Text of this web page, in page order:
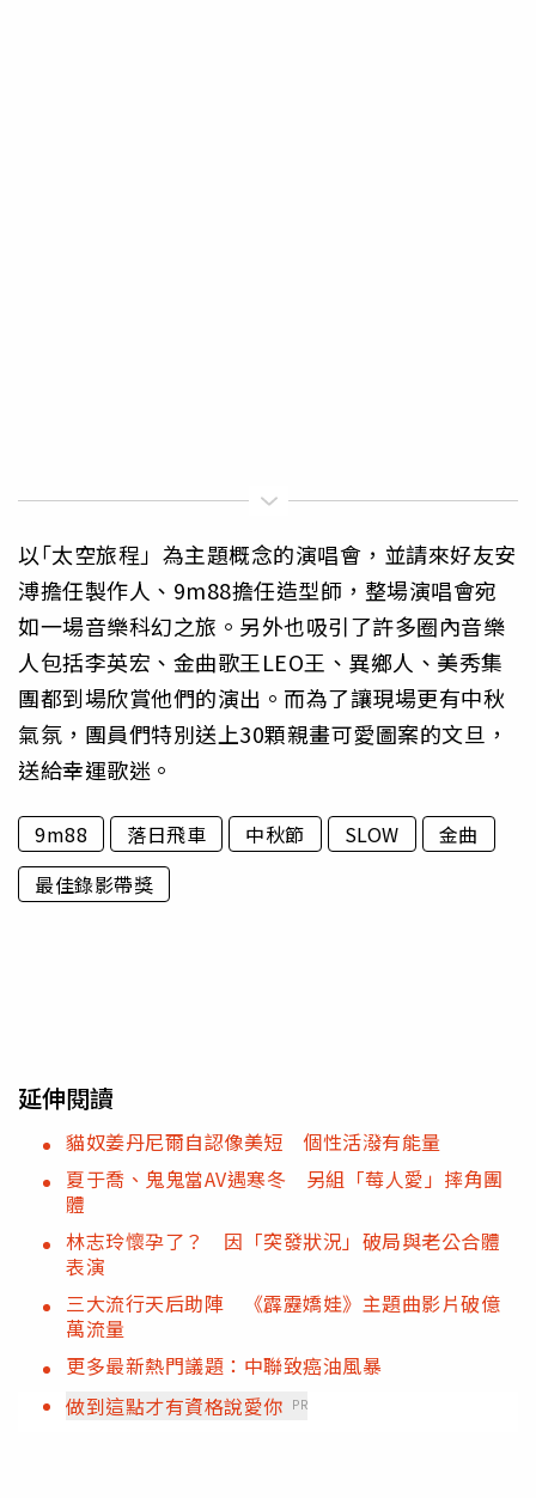
以｢太空旅程」為主題概念的演唱會，並請來好友安
溥擔任製作人、9m88擔任造型師，整場演唱會宛
如一場音樂科幻之旅。另外也吸引了許多圈內音樂
人包括李英宏、金曲歌王LEO王、異鄉人、美秀集
團都到場欣賞他們的演出。而為了讓現場更有中秋
氣氛，團員們特別送上30顆親畫可愛圖案的文旦，
送給幸運歌迷。
9m88 落日飛車 中秋節 SLOW
金曲
最佳錄影帶獎
延伸閱讀
貓奴姜丹尼爾自認像美短 個性活潑有能量
夏于喬、鬼鬼當AV遇寒冬 另組「莓人愛」摔角團
體
林志玲懷孕了？ 因「突發狀況」破局與老公合體
表演
三大流行天后助陣 《霹靂嬌娃》主題曲影片破億
萬流量
更多最新熱門議題：中聯致癌油風暴
做到這點才有資格說愛你 PR